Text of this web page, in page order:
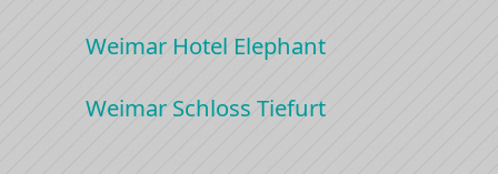
Weimar Hotel Elephant
Weimar Schloss Tiefurt